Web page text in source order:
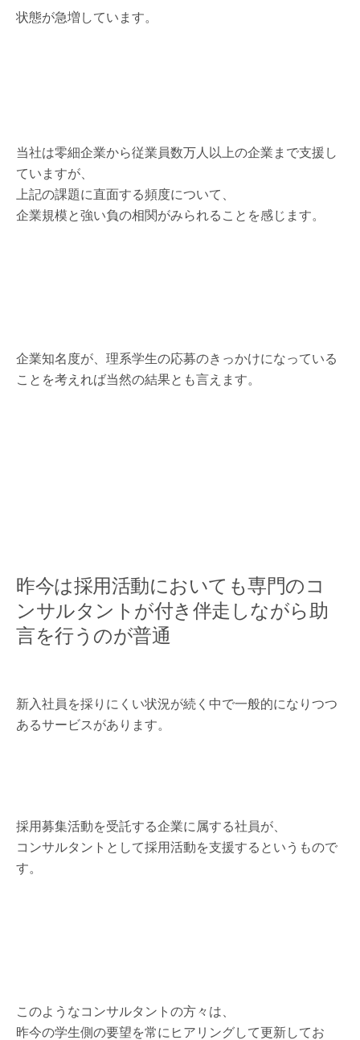
状態が急増しています。
当社は零細企業から従業員数万人以上の企業まで支援し
ていますが、
上記の課題に直面する頻度について、
企業規模と強い負の相関がみられることを感じます。
企業知名度が、理系学生の応募のきっかけになっている
ことを考えれば当然の結果とも言えます。
昨今は採用活動においても専門のコ
ンサルタントが付き伴走しながら助
言を行うのが普通
新入社員を採りにくい状況が続く中で一般的になりつつ
あるサービスがあります。
採用募集活動を受託する企業に属する社員が、
コンサルタントとして採用活動を支援するというもので
す。
このようなコンサルタントの方々は、
昨今の学生側の要望を常にヒアリングして更新してお